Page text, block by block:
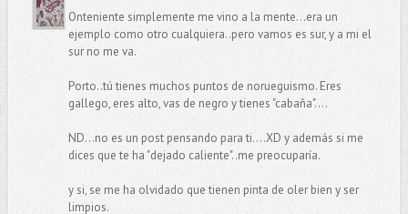
Onteniente simplemente me vino a la mente...era un
ejemplo como otro cualquiera..pero vamos es sur, y a mi el
sur no me va.
Porto..tú tienes muchos puntos de norueguismo. Eres
gallego, eres alto, vas de negro y tienes "cabaña"....
ND...no es un post pensando para ti....XD y además si me
dices que te ha "dejado caliente"..me preocuparía.
y si, se me ha olvidado que tienen pinta de oler bien y ser
limpios.